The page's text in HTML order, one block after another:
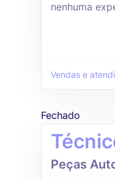
nenhuma
Vendas e
Fechado
Peças